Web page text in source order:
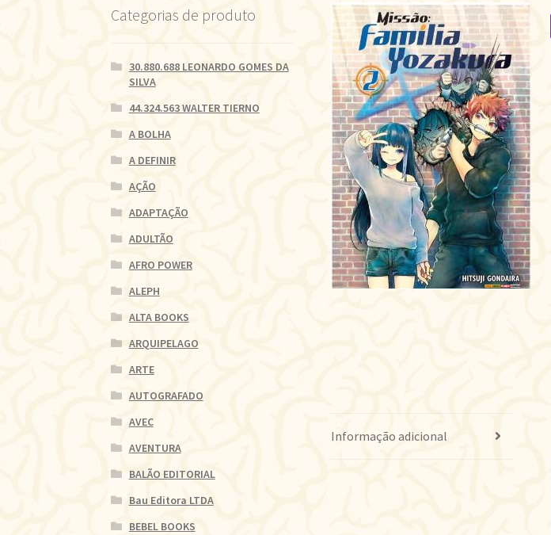
Informação adicional
Categorias de produto
30.880.688 LEONARDO GOMES DA
SILVA
44.324.563 WALTER TIERNO
A BOLHA
A DEFINIR
AÇÃO
ADAPTAÇÃO
ADULTÃO
AFRO POWER
ALEPH
ALTA BOOKS
ARQUIPELAGO
ARTE
AUTOGRAFADO
AVEC
AVENTURA
BALÃO EDITORIAL
Bau Editora LTDA
BEBEL BOOKS